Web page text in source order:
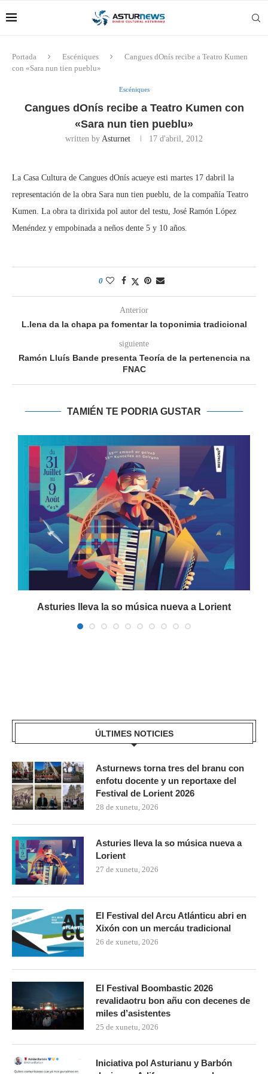
Portada Escéniques
Cangues dOnís recibe a Teatro Kumen
con «Sara nun tien pueblu»
Escéniques
Cangues dOnís recibe a Teatro Kumen con
«Sara nun tien pueblu»
written by Asturnet 17 d'abril, 2012
La Casa Cultura de Cangues dOnís acueye esti martes 17 dabril la
representación de la obra Sara nun tien pueblu, de la compañía Teatro
Kumen. La obra ta dirixida pol autor del testu, José Ramón López
Menéndez y empobinada a neños dente 5 y 10 años.
0
Anterior
L.lena da la chapa pa fomentar la toponimia tradicional
siguiente
Ramón Lluís Bande presenta Teoría de la pertenencia na
FNAC
TAMIÉN TE PODRIA GUSTAR
Asturies lleva la so música nueva a Lorient
ÚLTIMES NOTICIES
Asturnews torna tres del branu con
enfotu docente y un reportaxe del
Festival de Lorient 2026
28 de xunetu, 2026
Asturies lleva la so música nueva a
Lorient
27 de xunetu, 2026
El Festival del Arcu Atlánticu abri en
Xixón con un mercáu tradicional
26 de xunetu, 2026
El Festival Boombastic 2026
revalidaotru bon añu con decenes de
miles d’asistentes
25 de xunetu, 2026
Iniciativa pol Asturianu y Barbón